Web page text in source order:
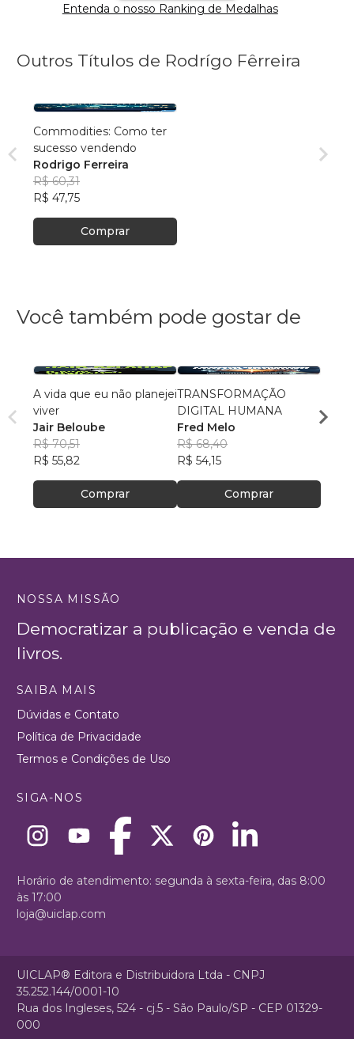
Entenda o nosso Ranking de Medalhas
Outros Títulos de Rodrígo Fêrreira
Commodities: Como ter
sucesso vendendo
Rodrigo Ferreira
R$ 60,31
R$ 47,75
Comprar
Você também pode gostar de
A vida que eu não planejei
viver
Jair Beloube
R$ 70,51
R$ 55,82
Comprar
TRANSFORMAÇÃO
DIGITAL HUMANA
Fred Melo
R$ 68,40
R$ 54,15
Comprar
Si.
Vol.01
NOSSA MISSÃO
Democratizar a publicação e venda de
livros.
SAIBA MAIS
Dúvidas e Contato
Política de Privacidade
Termos e Condições de Uso
SIGA-NOS
Horário de atendimento: segunda à sexta-feira, das 8:00
às 17:00
loja@uiclap.com
UICLAP® Editora e Distribuidora Ltda - CNPJ
35.252.144/0001-10
Rua dos Ingleses, 524 - cj.5 - São Paulo/SP - CEP 01329-
000